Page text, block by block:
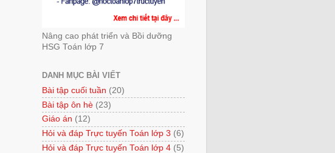
Nâng cao phát triển và Bồi dưỡng
HSG Toán lớp 7
DANH MỤC BÀI VIẾT
Bài tập cuối tuần (20)
Bài tập ôn hè (23)
Giáo án (12)
Hỏi và đáp Trực tuyến Toán lớp 3 (6)
Hỏi và đáp Trực tuyến Toán lớp 4 (5)